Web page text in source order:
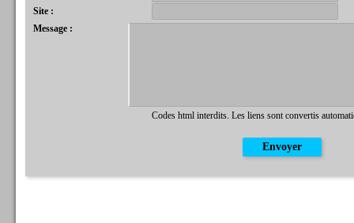
Site :
Message :
Codes html interdits. Les liens sont convertis